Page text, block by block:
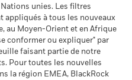
après déduction des
de sortie ne sont pas inclus
93,78%
unies. Les filtres
appliqués à tous les nouveaux
au Moyen-Orient et en Afrique
conformer ou expliquer" par
faisant partie de notre
Pour toutes les nouvelles
la région EMEA, BlackRock